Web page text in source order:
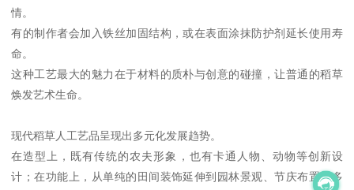
情。
有的制作者会加入铁丝加固结构，或在表面涂抹防护剂延长使用寿
命。
这种工艺最大的魅力在于材料的质朴与创意的碰撞，让普通的稻草
焕发艺术生命。
现代稻草人工艺品呈现出多元化发展趋势。
在造型上，既有传统的农夫形象，也有卡通人物、动物等创新设
计；在功能上，从单纯的田间装饰延伸到园林景观、节庆布置等多